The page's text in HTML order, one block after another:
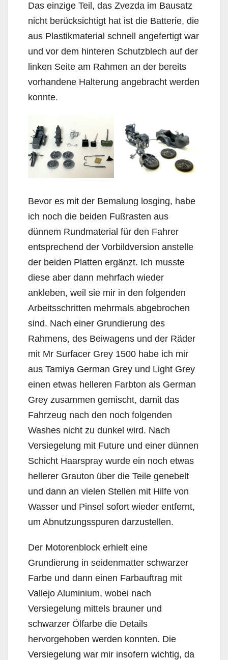
Das einzige Teil, das Zvezda im Bausatz
nicht berücksichtigt hat ist die Batterie, die
aus Plastikmaterial schnell angefertigt war
und vor dem hinteren Schutzblech auf der
linken Seite am Rahmen an der bereits
vorhandene Halterung angebracht werden
konnte.
Bevor es mit der Bemalung losging, habe
ich noch die beiden Fußrasten aus
dünnem Rundmaterial für den Fahrer
entsprechend der Vorbildversion anstelle
der beiden Platten ergänzt. Ich musste
diese aber dann mehrfach wieder
ankleben, weil sie mir in den folgenden
Arbeitsschritten mehrmals abgebrochen
sind. Nach einer Grundierung des
Rahmens, des Beiwagens und der Räder
mit Mr Surfacer Grey 1500 habe ich mir
aus Tamiya German Grey und Light Grey
einen etwas helleren Farbton als German
Grey zusammen gemischt, damit das
Fahrzeug nach den noch folgenden
Washes nicht zu dunkel wird. Nach
Versiegelung mit Future und einer dünnen
Schicht Haarspray wurde ein noch etwas
hellerer Grauton über die Teile genebelt
und dann an vielen Stellen mit Hilfe von
Wasser und Pinsel sofort wieder entfernt,
um Abnutzungsspuren darzustellen.
Der Motorenblock erhielt eine
Grundierung in seidenmatter schwarzer
Farbe und dann einen Farbauftrag mit
Vallejo Aluminium, wobei nach
Versiegelung mittels brauner und
schwarzer Ölfarbe die Details
hervorgehoben werden konnten. Die
Versiegelung war mir insofern wichtig, da